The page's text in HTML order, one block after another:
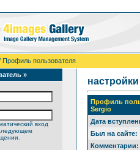
Профиль пользователя
»
вход
настройки
Профиль
Sergio
Дата
Был на сайте:
Комментарии: